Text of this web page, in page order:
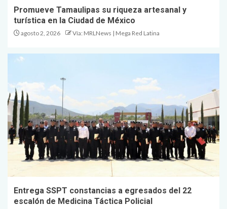
Promueve Tamaulipas su riqueza artesanal y
turística en la Ciudad de México
agosto 2, 2026 Vía: MRLNews | Mega Red Latina
Entrega SSPT constancias a egresados del 22
escalón de Medicina Táctica Policial